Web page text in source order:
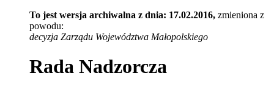
To jest wersja archiwalna z dnia: 17.02.2016, zmieniona z
powodu:
decyzja Zarządu Województwa Małopolskiego
Rada Nadzorcza